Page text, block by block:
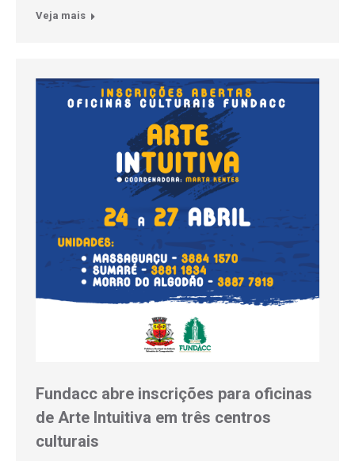
Veja mais
Fundacc abre inscrições para oficinas
de Arte Intuitiva em três centros
culturais